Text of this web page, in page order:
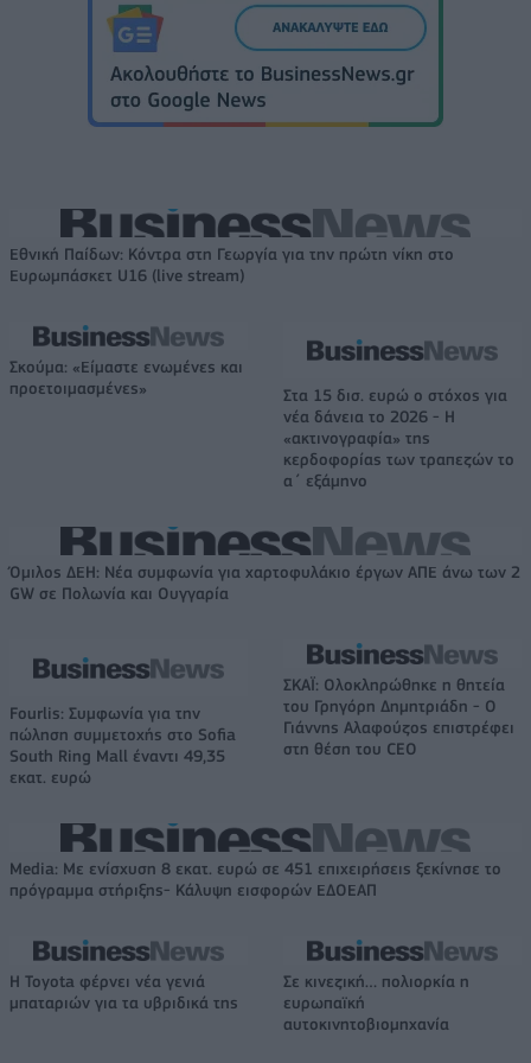
Εθνική Παίδων: Κόντρα στη Γεωργία για την πρώτη νίκη στο
Ευρωμπάσκετ U16 (live stream)
Σκούμα: «Είμαστε ενωμένες και
προετοιμασμένες»
Στα 15 δισ. ευρώ ο στόχος για
νέα δάνεια το 2026 - Η
«ακτινογραφία» της
κερδοφορίας των τραπεζών το
α΄ εξάμηνο
Όμιλος ΔΕΗ: Νέα συμφωνία για χαρτοφυλάκιο έργων ΑΠΕ άνω των 2
GW σε Πολωνία και Ουγγαρία
Fourlis: Συμφωνία για την
πώληση συμμετοχής στο Sofia
South Ring Mall έναντι 49,35
εκατ. ευρώ
ΣΚΑΪ: Ολοκληρώθηκε η θητεία
του Γρηγόρη Δημητριάδη - Ο
Γιάννης Αλαφούζος επιστρέφει
στη θέση του CEO
Media: Με ενίσχυση 8 εκατ. ευρώ σε 451 επιχειρήσεις ξεκίνησε το
πρόγραμμα στήριξης- Κάλυψη εισφορών ΕΔΟΕΑΠ
Η Toyota φέρνει νέα γενιά
μπαταριών για τα υβριδικά της
Σε κινεζική… πολιορκία η
ευρωπαϊκή
αυτοκινητοβιομηχανία